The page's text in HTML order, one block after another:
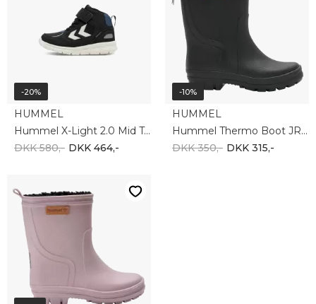
-20%
HUMMEL
Hummel X-Light 2.0 Mid Tex Jr - Black 215408-2001
DKK 580,- DKK 464,-
-10%
HUMMEL
Hummel Thermo Boot JR 206869-2001
DKK 350,- DKK 315,-